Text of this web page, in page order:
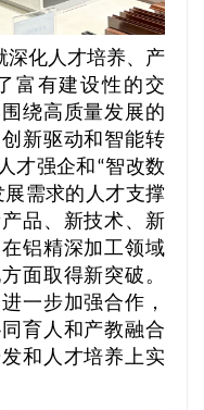
化人才培养、产
富有建设性的交
绕高质量发展的
新驱动和智能转
才强企和“智改数
需求的人才支撑
品、新技术、新
铝精深加工领域
面取得新突破。
一步加强合作，
育人和产教融合
和人才培养上实